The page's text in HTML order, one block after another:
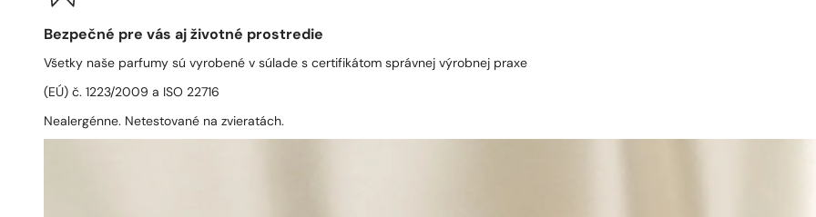
Bezpečné pre vás aj životné prostredie
Všetky naše parfumy sú vyrobené v súlade s certifikátom správnej výrobnej praxe
(EÚ) č. 1223/2009 a ISO 22716
Nealergénne. Netestované na zvieratách.